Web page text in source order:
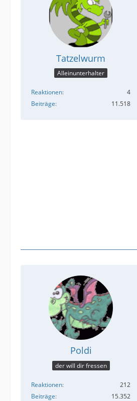
Tatzelwurm
Alleinunterhalter
Reaktionen
4
Beiträge
11.518
Poldi
der will dir fressen
Reaktionen
212
Beiträge
15.352